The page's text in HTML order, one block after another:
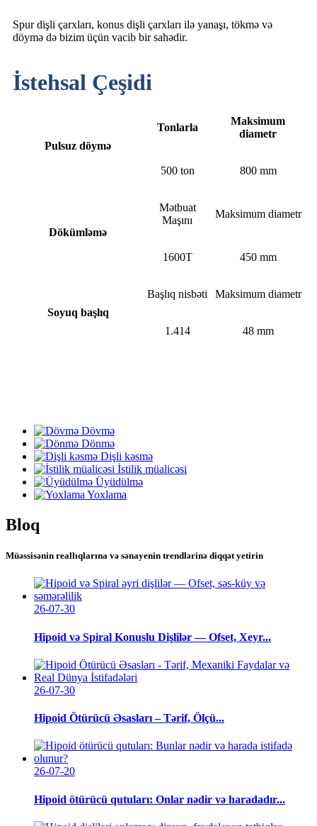
Spur dişli çarxları, konus dişli çarxları ilə yanaşı, tökmə və
döymə də bizim üçün vacib bir sahədir.
İstehsal Çeşidi
Pulsuz döymə
Tonlarla
Maksimum
diametr
500 ton 800 mm
Dökümləmə
Mətbuat
Maşını
Maksimum diametr
1600T 450 mm
Soyuq başlıq
Başlıq nisbəti Maksimum diametr
1.414 48 mm
Dövmə
Dönmə
Dişli kəsmə
İstilik müalicəsi
Üyüdülmə
Yoxlama
Bloq
Müəssisənin reallıqlarına və sənayenin trendlərinə diqqət yetirin
26-07-30
Hipoid və Spiral Konuslu Dişlilər — Ofset, Xeyr...
26-07-30
Hipoid Ötürücü Əsasları – Tərif, Ölçü...
26-07-20
Hipoid ötürücü qutuları: Onlar nədir və haradadır...